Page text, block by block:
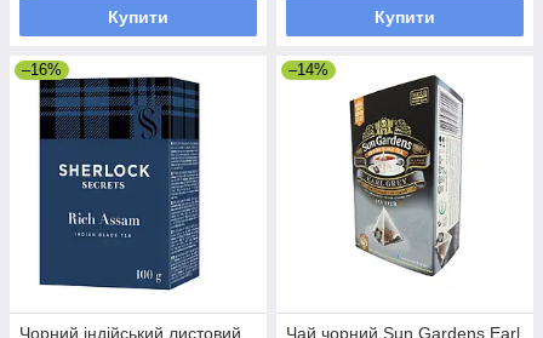
Купити Купити
–16%
Чорний індійський листовий
–14%
Чай чорний Sun Gardens Earl